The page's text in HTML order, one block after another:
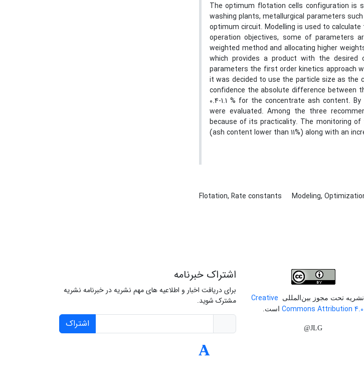
The optimum flotation cells configuration is
washing plants, metallurgical parameters
optimum circuit. Modelling is used to
operation objectives, some of parameters
weighted method and allocating higher
which provides a product with the desired
parameters the first order kinetics approach
it was decided to use the particle size as the
confidence the absolute difference between
0.4-1.1 % for the concentrate ash content.
were evaluated. Among the three
because of its practicality. The monitoring
(ash content lower than 11%) along with an
Flotation, Rate constants Modeling,
نشریه تحت مجوز بین‌المللی
Creative
Commons Attribution 4.0
است.
JLG@
اشتراک خبرنامه
برای دریافت اخبار و اطلاعیه های مهم نشریه در خبرنامه نشریه
مشترک شوید.
اشتراک